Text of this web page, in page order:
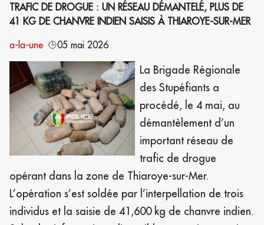
TRAFIC DE DROGUE : UN RÉSEAU DÉMANTELÉ, PLUS DE
41 KG DE CHANVRE INDIEN SAISIS À THIAROYE-SUR-MER
a-la-une
05 mai 2026
La Brigade Régionale
des Stupéfiants a
procédé, le 4 mai, au
démantèlement d’un
important réseau de
trafic de drogue
opérant dans la zone de Thiaroye-sur-Mer.
L’opération s’est soldée par l’interpellation de trois
individus et la saisie de 41,600 kg de chanvre indien.